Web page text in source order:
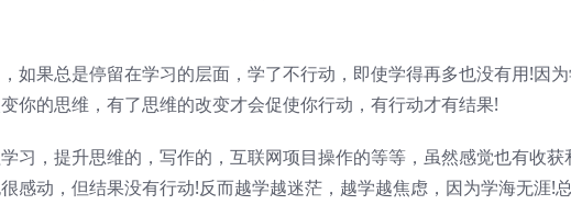
如果总是停留在学习的层面，学了不行动，即使学得再多也没有用!因
你的思维，有了思维的改变才会促使你行动，有行动才有结果!
习，提升思维的，写作的，互联网项目操作的等等，虽然感觉也有收获
感动，但结果没有行动!反而越学越迷茫，越学越焦虑，因为学海无涯!